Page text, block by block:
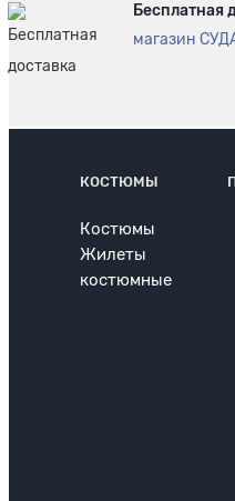
Бесплатная
магазин
КОСТЮМЫ
Костюмы
Жилеты
костюмные